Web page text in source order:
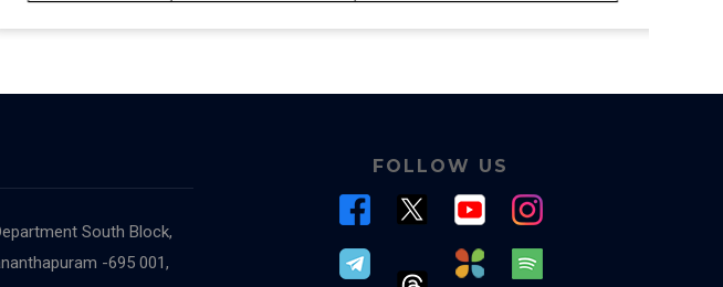
South Block,
-695 001,
FOLLOW US